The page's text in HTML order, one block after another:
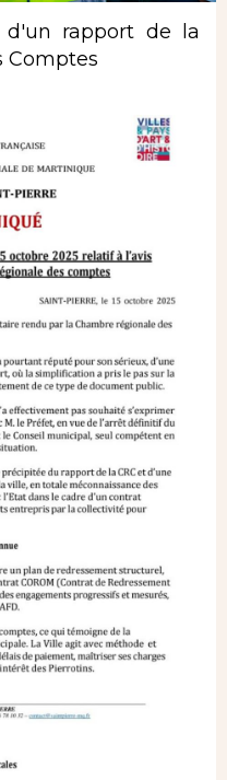
d'un rapport de la
Comptes